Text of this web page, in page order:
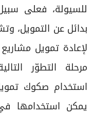
للسيولة، فعلى
بدائل عن التمويل،
لإعادة تمويل
مرحلة التطوّر
استخدام صكوك
يمكن استخدامها